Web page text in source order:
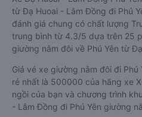
từ Đạ Huoai - Lâm Đồng đi Phú
đánh giá chung có chất lượng
trung bình từ 4.3/5 dựa trên 25
giường nằm đôi về Phú Yên từ
Giá vé xe giường nằm đôi đi
rẻ nhất là 500000 của hãng xe
ngồi của bạn và chương trình
- Lâm Đồng đi Phú Yên giường